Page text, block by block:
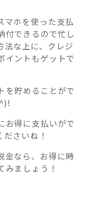
マホを使った支払
付できるので忙し
法な上に、クレジ
イントもゲットで
を貯めることがで
お得に支払いがで
さいね！
金なら、お得に時
ましょう！